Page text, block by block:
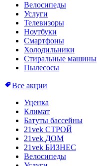
Велосипеды
Услуги
Телевизоры
Ноутбуки
Смартфоны
Холодильники
Стиральные машины
Пылесосы
Все акции
Уценка
Климат
Батуты бассейны
21vek СТРОЙ
21vek ДОМ
21vek БИЗНЕС
Велосипеды